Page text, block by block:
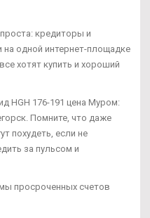
кредиторы и
одной интернет-площадке
хотят купить и хороший
HGH 176-191 цена Муром:
Помните, что даже
похудеть, если не
за пульсом и
просроченных счетов